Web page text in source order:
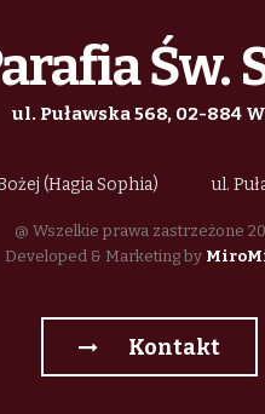
Św.
ul. Puławska 568, 02-884
(Hagia Sophia) ul.
@ Wszelkie prawa zastrzeżone
Developed & Marketing by
Kontakt